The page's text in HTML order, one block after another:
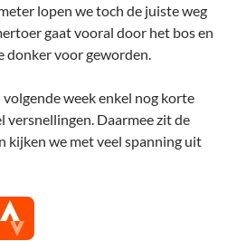
lopen we toch de juiste weg
gaat vooral door het bos en
donker voor geworden.
week enkel nog korte
versnellingen. Daarmee zit de
kijken we met veel spanning uit